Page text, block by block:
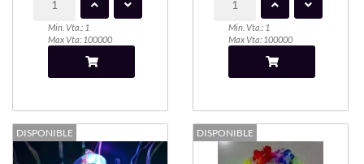
Min. Vta.: 1
Max Vta: 100000
Min. Vta.: 1
Max Vta: 100000
DISPONIBLE DISPONIBLE